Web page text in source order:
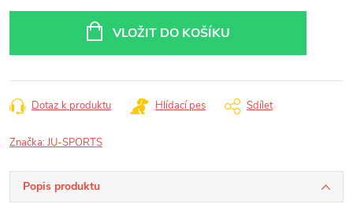
VLOŽIT DO KOŠÍKU
Dotaz k produktu Hlídací pes Sdílet
Značka:JU-SPORTS
Popis produktu